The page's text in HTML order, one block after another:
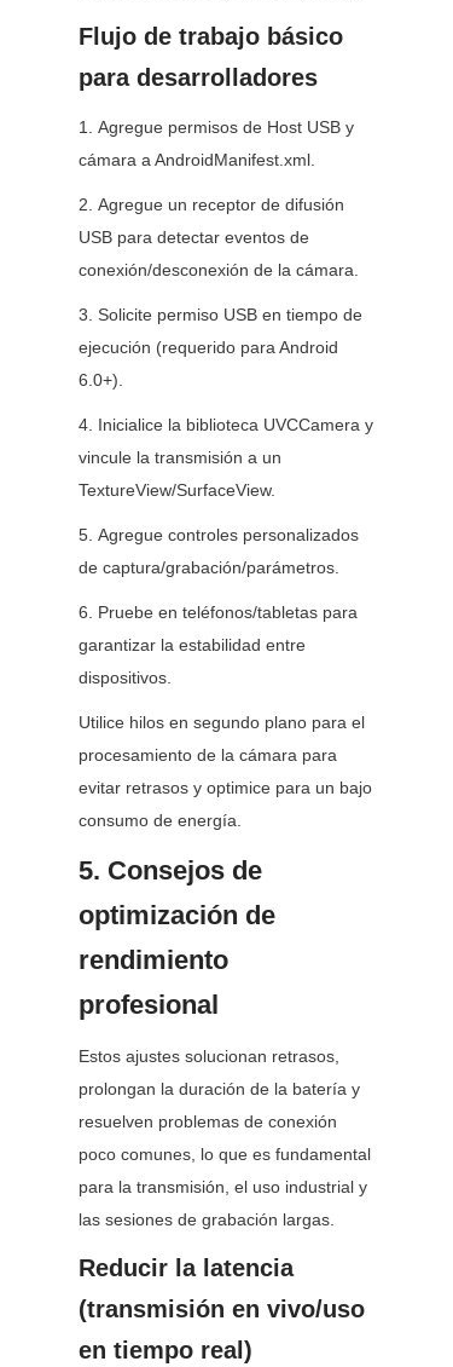
Flujo de trabajo básico
para desarrolladores
1. Agregue permisos de Host USB y
cámara a AndroidManifest.xml.
2. Agregue un receptor de difusión
USB para detectar eventos de
conexión/desconexión de la cámara.
3. Solicite permiso USB en tiempo de
ejecución (requerido para Android
6.0+).
4. Inicialice la biblioteca UVCCamera y
vincule la transmisión a un
TextureView/SurfaceView.
5. Agregue controles personalizados
de captura/grabación/parámetros.
6. Pruebe en teléfonos/tabletas para
garantizar la estabilidad entre
dispositivos.
Utilice hilos en segundo plano para el
procesamiento de la cámara para
evitar retrasos y optimice para un bajo
consumo de energía.
5. Consejos de
optimización de
rendimiento
profesional
Estos ajustes solucionan retrasos,
prolongan la duración de la batería y
resuelven problemas de conexión
poco comunes, lo que es fundamental
para la transmisión, el uso industrial y
las sesiones de grabación largas.
Reducir la latencia
(transmisión en vivo/uso
en tiempo real)